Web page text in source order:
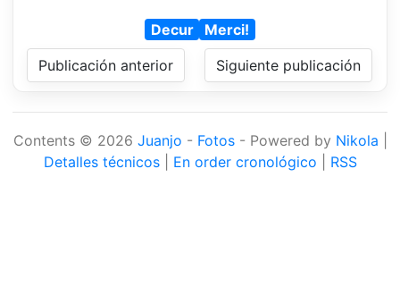
Decur
Merci!
Publicación anterior
Siguiente publicación
Contents © 2026 Juanjo - Fotos- Powered by Nikola
Detalles técnicos| En order cronológico RSS